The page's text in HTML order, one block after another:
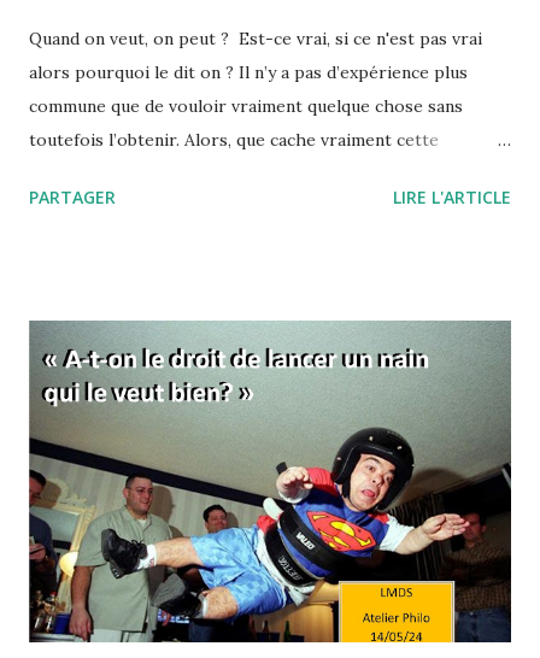
Quand on veut, on peut ? Est-ce vrai, si ce n'est pas vrai
alors pourquoi le dit on ? Il n’y a pas d’expérience plus
commune que de vouloir vraiment quelque chose sans
toutefois l’obtenir. Alors, que cache vraiment cette
donner les moyens" ? Pourquoi, quand on veut, on ne peut
"vraiment" ! Comme si c'était une simple question de
volonté… C’est aussi une manière de vous dire que si vous
fournissiez des efforts, eh bien ils s’avèreraient payants.
C’est donc comme si, de la volonté, découlaient forcément
les efforts, et des efforts les résultats. En fait, derrière
cette formule, se cache l’idée que le travail paie
nécessairement, et donc que celles et ceux qui réussissent
le méritent car il suffit de ...
PARTAGER LIRE L'ARTICLE